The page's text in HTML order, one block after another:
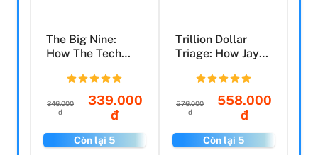
The Big Nine:
How The Tech
Thinki...
346.000
đ
339.000
đ
Còn lại 5
Trillion Dollar
Triage: How Jay
Fed...
576.000
đ
558.000
đ
Còn lại 5